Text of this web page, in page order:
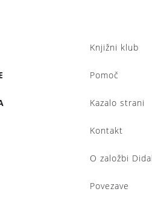
Knjižni klub
Pomoč
Kazalo strani
Kontakt
O založbi
Povezave